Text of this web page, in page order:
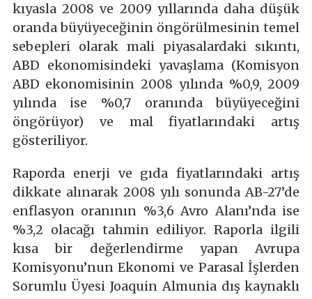
kıyasla 2008 ve 2009 yıllarında daha düşük
oranda büyüyeceğinin öngörülmesinin temel
sebepleri olarak mali piyasalardaki sıkıntı,
ABD ekonomisindeki yavaşlama (Komisyon
ABD ekonomisinin 2008 yılında %0,9, 2009
yılında ise %0,7 oranında büyüyeceğini
öngörüyor) ve mal fiyatlarındaki artış
gösteriliyor.
Raporda enerji ve gıda fiyatlarındaki artış
dikkate alınarak 2008 yılı sonunda AB-27’de
enflasyon oranının %3,6 Avro Alanı’nda ise
%3,2 olacağı tahmin ediliyor. Raporla ilgili
kısa bir değerlendirme yapan Avrupa
Komisyonu’nun Ekonomi ve Parasal İşlerden
Sorumlu Üyesi Joaquin Almunia dış kaynaklı